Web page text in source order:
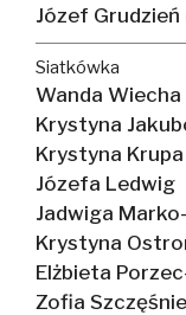
Józef
Siatkówka
Wanda Wiecha
Krystyna
Krystyna
Józefa Ledwig
Jadwiga
Krystyna
Elżbieta
Zofia